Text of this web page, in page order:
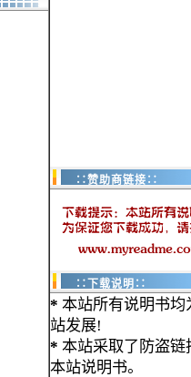
∷赞助商链接∷
∷下载说明∷
* 本站所有说明书均
站发展!
* 本站采取了防盗链
本站说明书。